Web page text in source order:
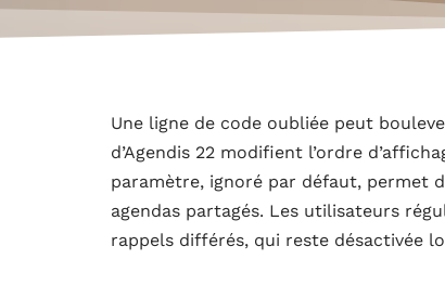
Une ligne de code oubliée peut
d’Agendis 22 modifient l’ordre
paramètre, ignoré par défaut, permet
agendas partagés. Les utilisateurs
rappels différés, qui reste désactivée